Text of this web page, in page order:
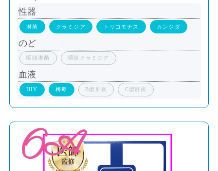
性器
淋菌 クラミジア トリコモナス カンジダ
のど
咽頭淋菌 咽頭クラミジア
血液
HIV 梅毒 B型肝炎 C型肝炎
6A